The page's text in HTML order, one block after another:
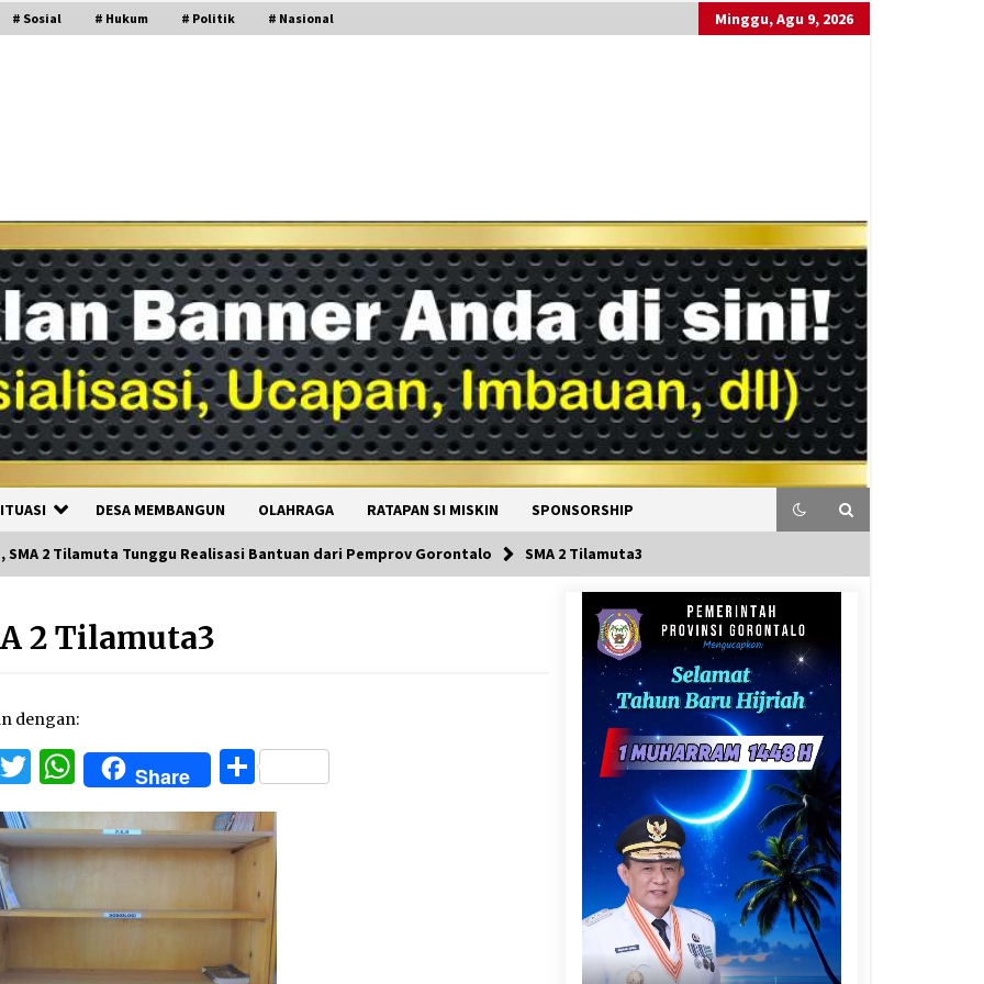
# Sosial # Hukum # Politik # Nasional Minggu, Agu 9, 2026
DESA MEMBANGUN OLAHRAGA RATAPAN SI MISKIN SPONSORSHIP
SMA 2 Tilamuta Tunggu Realisasi Bantuan dari Pemprov Gorontalo SMA 2 Tilamuta3
2 Tilamuta3
dengan:
Twitter
WhatsApp
Share Share